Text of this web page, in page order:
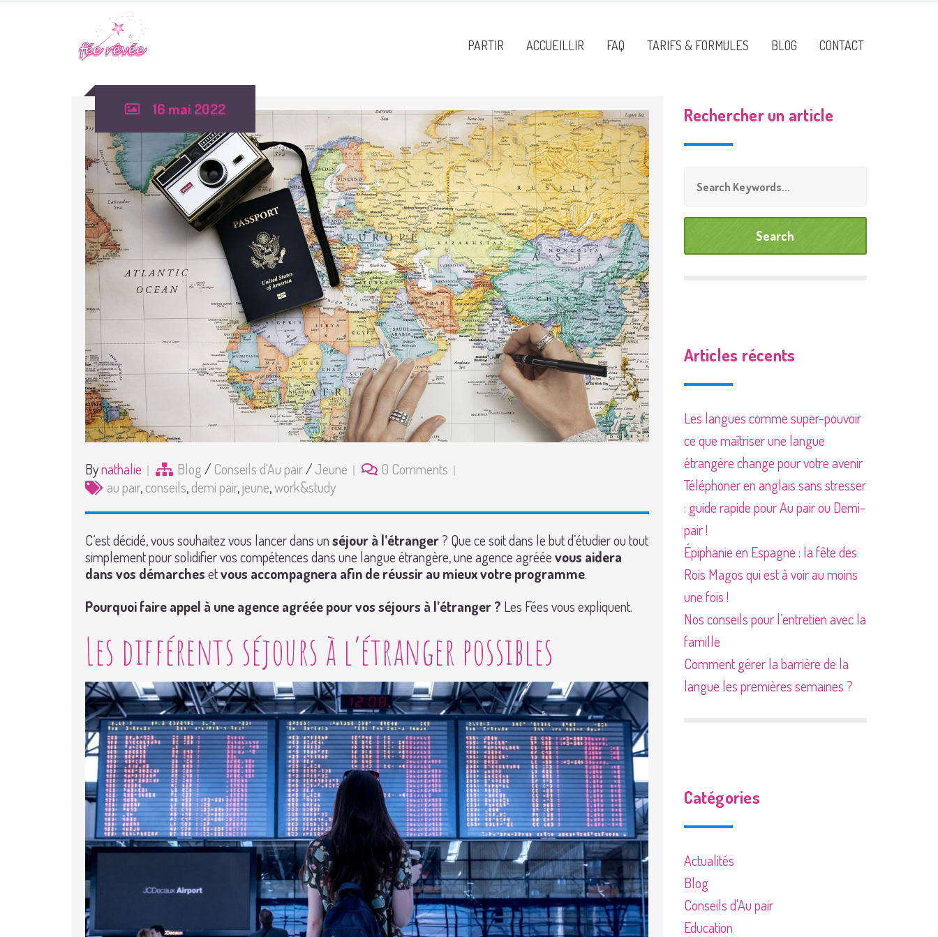
PARTIR ACCUEILLIR FAQ TARIFS & FORMULES BLOG CONTACT
16 mai 2022
Bynathalie Blog/ Conseils d'Au pair/Jeune
0 Comments
au pair,conseils,demi pair,jeune,work&study
C‘est décidé, vous souhaitez vous lancer dans unséjour à l’étranger? Que ce soit dans le but d’étudier ou tout
simplement pour solidifier vos compétences dans une langue étrangère, une agence agrééevous aidera
dans vos démarchesetvous accompagnera afin de réussir au mieux votre programme.
Pourquoi faire appel à une agence agréée pour vos séjours à l’étranger ? Les Fées vous expliquent.
Les différents séjours à l’étranger possibles
Rechercher un article
Articles récents
Les langues comme super-pouvoir
ce que maîtriser une langue
étrangère change pour votre avenir
Téléphoner en anglais sans stresser
: guide rapide pour Au pair ou Demi-
pair !
Épiphanie en Espagne : la fête des
Rois Magos qui est à voir au moins
une fois !
Nos conseils pour l’entretien avec la
famille
Comment gérer la barrière de la
langue les premières semaines ?
Catégories
Actualités
Blog
Conseils d'Au pair
Education